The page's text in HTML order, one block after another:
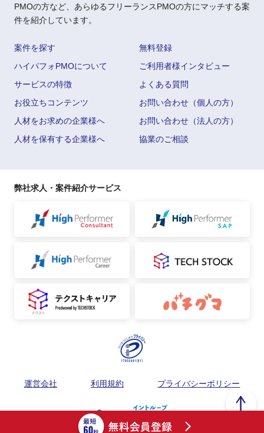
PMOの方など、あらゆるフリーランスPMOの方にマッチする案
件を紹介しています。
案件を探す
無料登録
ハイパフォPMOについて
ご利用者様インタビュー
サービスの特徴
よくある質問
お役立ちコンテンツ
お問い合わせ（個人の方）
人材をお求めの企業様へ
お問い合わせ（法人の方）
人材を保有する企業様へ
協業のご相談
弊社求人・案件紹介サービス
運営会社 利用規約 プライバシーポリシー